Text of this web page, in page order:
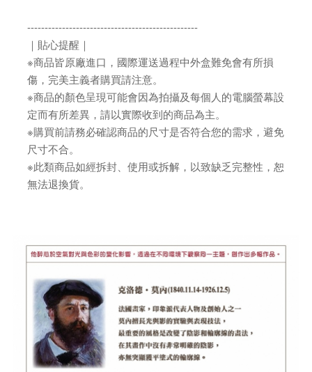
-------------------------------------------------
｜貼心提醒｜
※商品皆原廠進口，國際運送過程中外盒難免會有所損
傷，完美主義者購買請注意。
※商品的顏色呈現可能會因為拍攝及每個人的電腦螢幕設
定而有所差異，請以實際收到的商品為主。
※購買前請務必確認商品的尺寸是否符合您的需求，避免
尺寸不合。
※此類商品如經拆封、使用或拆解，以致缺乏完整性，恕
無法退換貨。